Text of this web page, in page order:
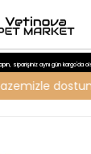
siparişiniz aynı gün kargo'da